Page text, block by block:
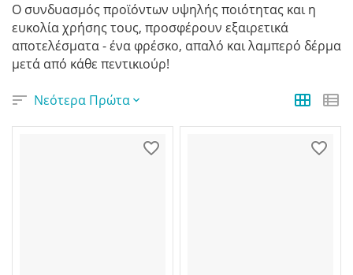
Ο συνδυασμός προϊόντων υψηλής ποιότητας και η
ευκολία χρήσης τους, προσφέρουν εξαιρετικά
αποτελέσματα - ένα φρέσκο, απαλό και λαμπερό δέρμα
μετά από κάθε πεντικιούρ!
Νεότερα Πρώτα